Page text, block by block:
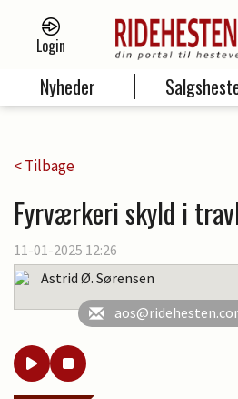
Login
Nyheder
< Tilbage
Fyrværkeri skyld i
11-01-2025 12:26
Astrid Ø. Sørensen